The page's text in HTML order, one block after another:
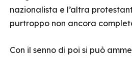
nazionalista e l’altra
purtroppo non ancora
Con il senno di poi si può